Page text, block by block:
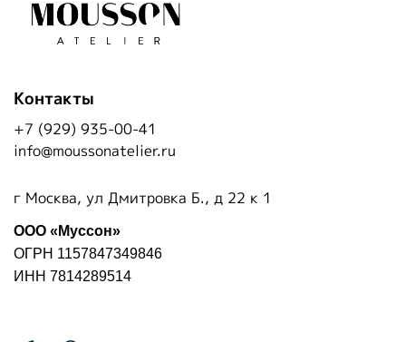
Контакты
+7 (929) 935-00-41
info@moussonatelier.ru
г Москва, ул Дмитровка Б., д 22 к 1
ООО «Муссон»
ОГРН 1157847349846
ИНН 7814289514